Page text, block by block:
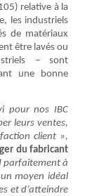
relative à la
les industriels
de matériaux
être lavés ou
– sont
une bonne
pour nos IBC
leurs ventes,
client »,
du fabricant
parfaitement à
moyen idéal
et d’atteindre